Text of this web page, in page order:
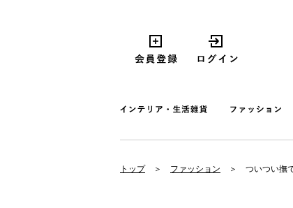
トップ ファッション ついつい撫